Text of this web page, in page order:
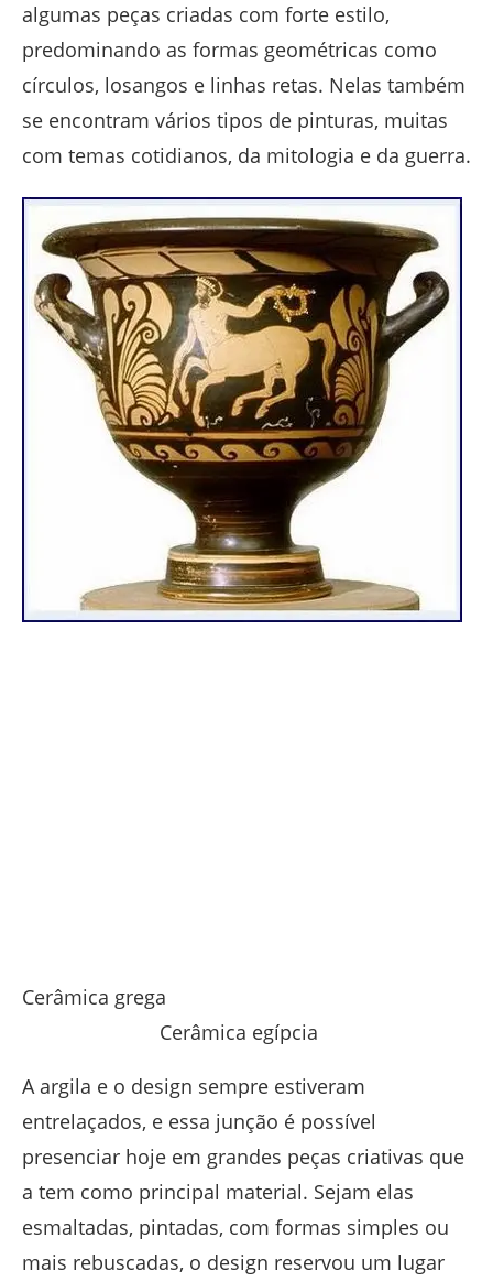
algumas peças criadas com forte estilo,
predominando as formas geométricas como
círculos, losangos e linhas retas. Nelas também
se encontram vários tipos de pinturas, muitas
com temas cotidianos, da mitologia e da guerra.
Cerâmica grega
Cerâmica egípcia
A argila e o design sempre estiveram
entrelaçados, e essa junção é possível
presenciar hoje em grandes peças criativas que
a tem como principal material. Sejam elas
esmaltadas, pintadas, com formas simples ou
mais rebuscadas, o design reservou um lugar